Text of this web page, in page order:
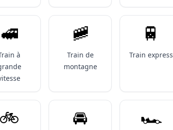
🚅
à
🚞
Train de
montagne
🚆
Train express
🚲️ 🚘️ 🏎️